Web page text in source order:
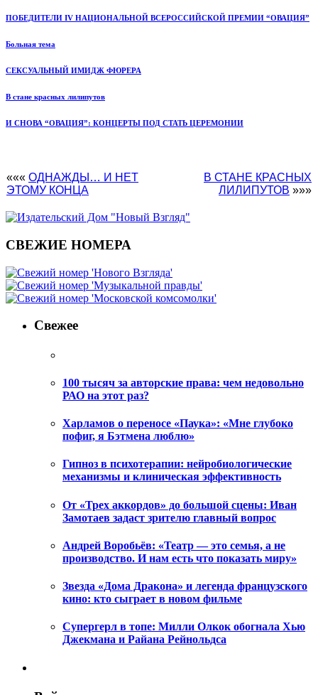
ПОБЕДИТЕЛИ IV НАЦИОНАЛЬНОЙ ВСЕРОССИЙСКОЙ ПРЕМИИ “ОВАЦИЯ”
Больная тема
СЕКСУАЛЬНЫЙ ИМИДЖ ФЮРЕРА
В стане красных лилипутов
И СНОВА “ОВАЦИЯ”: КОНЦЕРТЫ ПОД СТАТЬ ЦЕРЕМОНИИ
««« ОДНАЖДЫ… И НЕТ
ЭТОМУ КОНЦА
В СТАНЕ КРАСНЫХ
ЛИЛИПУТОВ »»»
СВЕЖИЕ НОМЕРА
Свежее
100 тысяч за авторские права: чем недовольно
РАО на этот раз?
Харламов о переносе «Паука»: «Мне глубоко
пофиг, я Бэтмена люблю»
Гипноз в психотерапии: нейробиологические
механизмы и клиническая эффективность
От «Трех аккордов» до большой сцены: Иван
Замотаев задаст зрителю главный вопрос
Андрей Воробьёв: «Театр — это семья, а не
производство. И нам есть что показать миру»
Звезда «Дома Дракона» и легенда французского
кино: кто сыграет в новом фильме
Супергерл в топе: Милли Олкок обогнала Хью
Джекмана и Райана Рейнольдса